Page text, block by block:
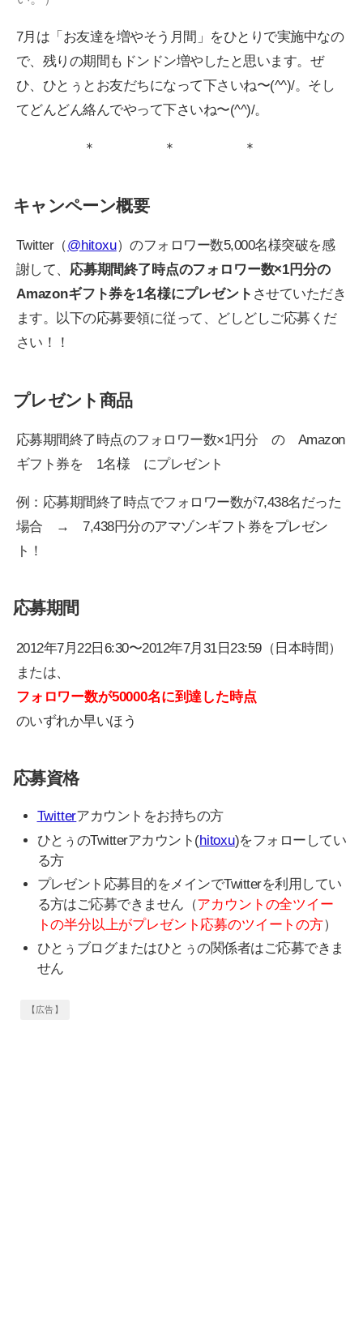
7月は「お友達を増やそう月間」をひとりで実施中なの
で、残りの期間もドンドン増やしたと思います。ぜ
ひ、ひとぅとお友だちになって下さいね〜(^^)/。そし
てどんどん絡んでやって下さいね〜(^^)/。
＊ ＊ ＊
キャンペーン概要
Twitter（@hitoxu）のフォロワー数5,000名様突破を感
謝して、 応募期間終了時点のフォロワー数×1円分の
Amazonギフト券を1名様にプレゼント させていただき
ます。以下の応募要領に従って、どしどしご応募くだ
さい！！
プレゼント商品
応募期間終了時点のフォロワー数×1円分 の Amazon
ギフト券を 1名様 にプレゼント
例：応募期間終了時点でフォロワー数が7,438名だった
場合 → 7,438円分のアマゾンギフト券をプレゼン
ト！
応募期間
2012年7月22日6:30〜2012年7月31日23:59（日本時間）
または、
フォロワー数が50000名に到達した時点
のいずれか早いほう
応募資格
Twitterアカウントをお持ちの方
ひとぅのTwitterアカウント(hitoxu)をフォローしてい
る方
プレゼント応募目的をメインでTwitterを利用してい
る方はご応募できません（アカウントの全ツイー
トの半分以上がプレゼント応募のツイートの方）
ひとぅブログまたはひとぅの関係者はご応募できま
せん
【広告】